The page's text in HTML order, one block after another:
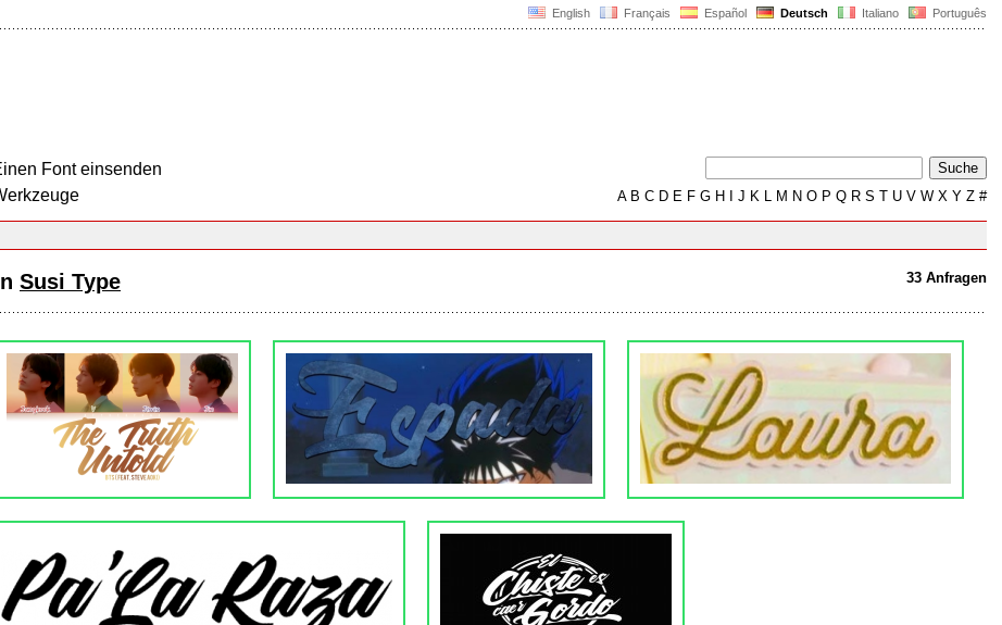
English Français Español Deutsch Italiano Português
Font einsenden
AB C D E F G H J K L M N O P Q R S T U V W X Y Z #
33 Anfragen
Susi Type